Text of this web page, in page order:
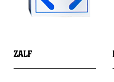
ZALF